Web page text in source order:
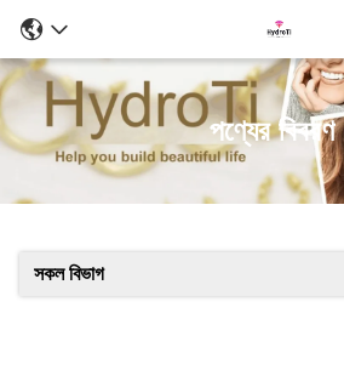
পণ্যের বিবরণ
সকল বিভাগ